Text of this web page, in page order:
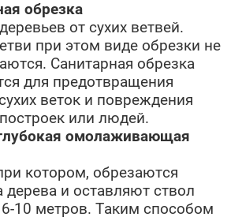
обрезка
от сухих ветвей.
при этом виде обрезки не
Санитарная обрезка
для предотвращения
веток и повреждения
или людей.
омолаживающая
котором, обрезаются
дерева и оставляют ствол
10 метров. Таким способом